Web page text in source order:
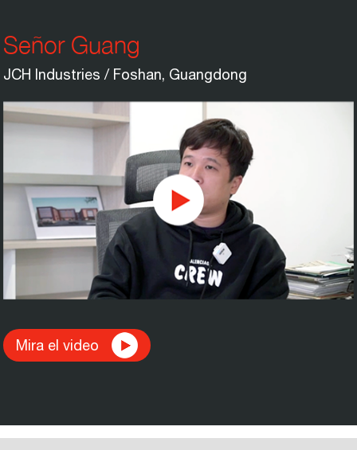
Señor Guang
JCH Industries / Foshan, Guangdong
Mira el video